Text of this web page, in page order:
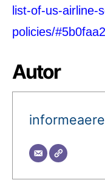
list-of-us-airline-
policies/
Autor